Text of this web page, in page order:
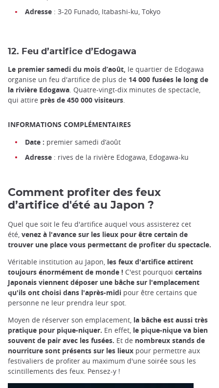
Adresse : 3-20 Funado, Itabashi-ku, Tokyo
12. Feu d’artifice d’Edogawa
Le premier samedi du mois d’août, le quartier de Edogawa
organise un feu d'artifice de plus de 14 000 fusées le long de
la rivière Edogawa. Quatre-vingt-dix minutes de spectacle,
qui attire près de 450 000 visiteurs.
INFORMATIONS COMPLÉMENTAIRES
Date : premier samedi d’août
Adresse : rives de la rivière Edogawa, Edogawa-ku
Comment profiter des feux
d’artifice d'été au Japon ?
Quel que soit le feu d'artifice auquel vous assisterez cet
été, venez à l'avance sur les lieux pour être certain de
trouver une place vous permettant de profiter du spectacle.
Véritable institution au Japon, les feux d'artifice attirent
toujours énormément de monde ! C'est pourquoi certains
Japonais viennent déposer une bâche sur l'emplacement
qu'ils ont choisi dans l'après-midi pour être certains que
personne ne leur prendra leur spot.
Moyen de réserver son emplacement, la bâche est aussi très
pratique pour pique-niquer. En effet, le pique-nique va bien
souvent de pair avec les fusées. Et de nombreux stands de
nourriture sont présents sur les lieux pour permettre aux
festivaliers de profiter au maximum d'une soirée sous les
scintillements des feux. Pensez-y !